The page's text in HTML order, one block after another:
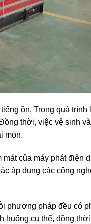
ồn. Trong quá trình
thời, việc vệ sinh
mòn.
của máy phát điện
áp dụng các công
phương pháp đều có
huống cụ thể, đồng